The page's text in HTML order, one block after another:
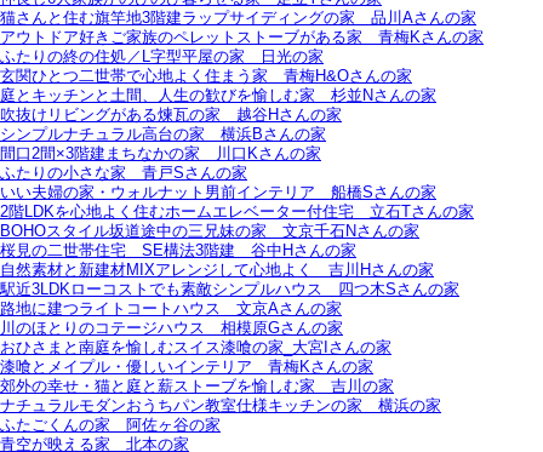
猫さんと住む旗竿地3階建ラップサイディングの家＿品川Aさんの家
アウトドア好きご家族のペレットストーブがある家＿青梅Kさんの家
ふたりの終の住処／L字型平屋の家＿日光の家
玄関ひとつ二世帯で心地よく住まう家＿青梅H&Oさんの家
庭とキッチンと土間、人生の歓びを愉しむ家＿杉並Nさんの家
吹抜けリビングがある煉瓦の家＿越谷Hさんの家
シンプルナチュラル高台の家＿横浜Bさんの家
間口2間×3階建まちなかの家＿川口Kさんの家
ふたりの小さな家＿青戸Sさんの家
いい夫婦の家・ウォルナット男前インテリア＿船橋Sさんの家
2階LDKを心地よく住むホームエレベーター付住宅＿立石Tさんの家
BOHOスタイル坂道途中の三兄妹の家＿文京千石Nさんの家
桜見の二世帯住宅＿SE構法3階建＿谷中Hさんの家
自然素材と新建材MIXアレンジして心地よく＿吉川Hさんの家
駅近3LDKローコストでも素敵シンプルハウス＿四つ木Sさんの家
路地に建つライトコートハウス＿文京Aさんの家
川のほとりのコテージハウス＿相模原Gさんの家
おひさまと南庭を愉しむスイス漆喰の家_大宮Iさんの家
漆喰とメイプル・優しいインテリア＿青梅Kさんの家
郊外の幸せ・猫と庭と薪ストーブを愉しむ家＿吉川の家
ナチュラルモダンおうちパン教室仕様キッチンの家＿横浜の家
ふたごくんの家＿阿佐ヶ谷の家
青空が映える家＿北本の家